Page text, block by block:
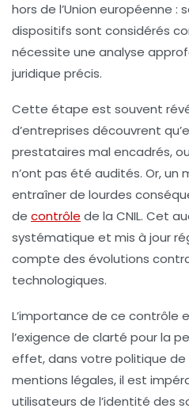
hors de l’Union européenne :
dispositifs sont considérés
nécessite une analyse
juridique précis.
Cette étape est souvent
d’entreprises découvrent
prestataires mal encadrés,
n’ont pas été audités. Or, un
entraîner de lourdes
de contrôle de la CNIL. Cet
systématique et mis à jour
compte des évolutions
technologiques.
L’importance de ce contrôle
l’exigence de clarté pour la
effet, dans votre politique
mentions légales, il est
utilisateurs de l’identité des